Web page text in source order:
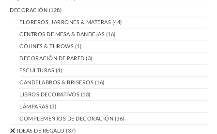
DECORACIÓN (128)
FLOREROS, JARRONES & MATERAS (44)
CENTROS DE MESA & BANDEJAS (16)
COJINES & THROWS (1)
DECORACIÓN DE PARED (3)
ESCULTURAS (4)
CANDELABROS & BRISEROS (16)
LIBROS DECORATIVOS (13)
LÁMPARAS (3)
COMPLEMENTOS DE DECORACIÓN (36)
IDEAS DE REGALO (37)